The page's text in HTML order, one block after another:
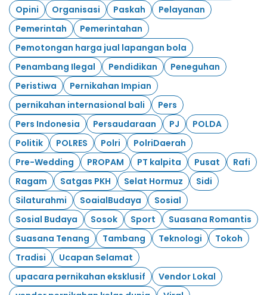
Opini
Organisasi Paskah
Pelayanan
Pemerintah
Pemerintahan
Pemotongan harga jual lapangan bola
Penambang Ilegal
Pendidikan
Peneguhan
Peristiwa
Pernikahan Impian
pernikahan internasional bali
Pers
Pers Indonesia
Persaudaraan PJ
POLDA
Politik
POLRES Polri
PolriDaerah
Pre-Wedding
PROPAM PT kalpita Pusat
Rafi
Ragam
Satgas PKH Selat Hormuz
Sidi
Silaturahmi
SoaialBudaya
Sosial
Sosial Budaya
Sosok Sport
Suasana Romantis
Suasana Tenang
Tambang Teknologi
Tokoh
Tradisi
Ucapan Selamat
upacara pernikahan eksklusif
Vendor Lokal